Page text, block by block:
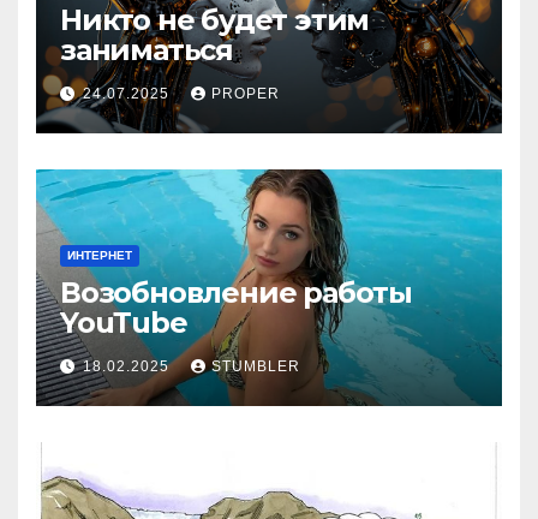
Никто не будет этим
заниматься
24.07.2025 PROPER
ИНТЕРНЕТ
Возобновление работы
YouТube
18.02.2025 STUMBLER